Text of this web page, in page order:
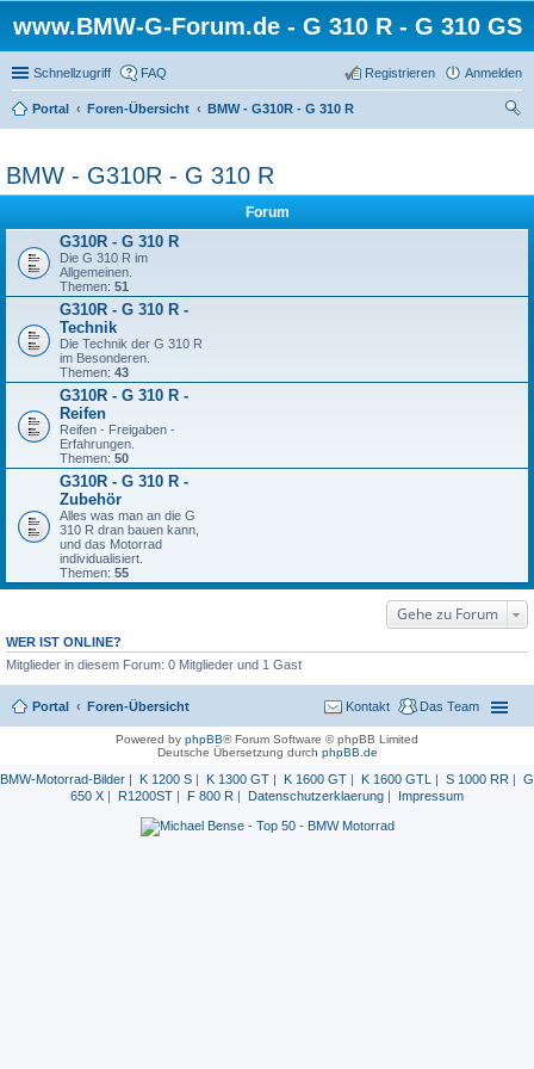
www.BMW-G-Forum.de - G 310 R - G 310 GS
Schnellzugriff FAQ Anmelden
Registrieren
Portal Foren-Übersicht
BMW - G310R - G 310 R
BMW - G310R - G 310 R
Forum
G310R - G 310 R
Die G 310 R im
Allgemeinen.
Themen: 51
G310R - G 310 R -
Technik
Die Technik der G 310 R
im Besonderen.
Themen: 43
G310R - G 310 R -
Reifen
Reifen - Freigaben -
Erfahrungen.
Themen: 50
G310R - G 310 R -
Zubehör
Alles was man an die G
310 R dran bauen kann,
und das Motorrad
individualisiert.
Themen: 55
Gehe zu Forum
WER IST ONLINE?
Mitglieder in diesem Forum: 0 Mitglieder und 1 Gast
Portal Foren-Übersicht Das Team
Kontakt
Powered by phpBB® Forum Software © phpBB Limited
Deutsche Übersetzung durch phpBB.de
BMW-Motorrad-Bilder | K 1200 S | K 1300 GT | K 1600 GT | K 1600 GTL | S 1000 RR | G
650 X | R1200ST | F 800 R | Datenschutzerklaerung | Impressum